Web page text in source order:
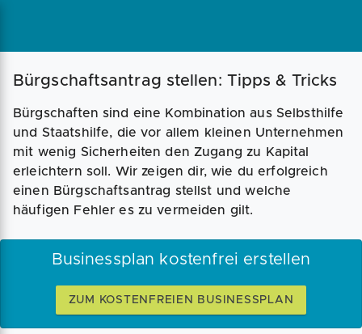
Magazin Businessplan Fördermittel
Bürgschaftsantrag stellen: Tipps & Tricks
Bürgschaften sind eine Kombination aus Selbsthilfe
und Staatshilfe, die vor allem kleinen Unternehmen
mit wenig Sicherheiten den Zugang zu Kapital
erleichtern soll. Wir zeigen dir, wie du erfolgreich
einen Bürgschaftsantrag stellst und welche
häufigen Fehler es zu vermeiden gilt.
Businessplan kostenfrei erstellen
ZUM KOSTENFREIEN BUSINESSPLAN